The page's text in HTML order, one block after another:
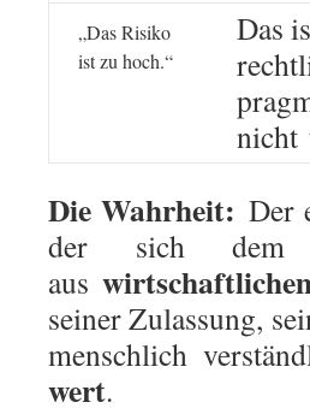
„Das Risiko
ist zu hoch.“
Das
nicht
Die Wahrheit: Der
der sich dem
aus
seiner Zulassung,
menschlich
wert.